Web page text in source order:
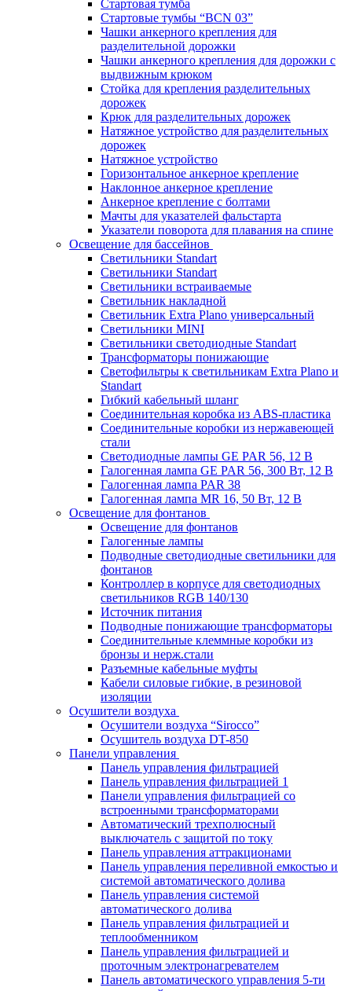
Стартовая тумба
Стартовые тумбы “BCN 03”
Чашки анкерного крепления для
разделительной дорожки
Чашки анкерного крепления для дорожки с
выдвижным крюком
Стойка для крепления разделительных
дорожек
Крюк для разделительных дорожек
Натяжное устройство для разделительных
дорожек
Натяжное устройство
Горизонтальное анкерное крепление
Наклонное анкерное крепление
Анкерное крепление с болтами
Мачты для указателей фальстарта
Указатели поворота для плавания на спине
Освещение для бассейнов
Светильники Standart
Светильники Standart
Светильники встраиваемые
Светильник накладной
Светильник Extra Plano универсальный
Светильники MINI
Светильники светодиодные Standart
Трансформаторы понижающие
Светофильтры к светильникам Extra Plano и
Standart
Гибкий кабельный шланг
Соединительная коробка из ABS-пластика
Соединительные коробки из нержавеющей
стали
Светодиодные лампы GE PAR 56, 12 В
Галогенная лампа GE PAR 56, 300 Вт, 12 В
Галогенная лампа PAR 38
Галогенная лампа MR 16, 50 Вт, 12 В
Освещение для фонтанов
Освещение для фонтанов
Галогенные лампы
Подводные светодиодные светильники для
фонтанов
Контроллер в корпусе для светодиодных
светильников RGB 140/130
Источник питания
Подводные понижающие трансформаторы
Соединительные клеммные коробки из
бронзы и нерж.стали
Разъемные кабельные муфты
Кабели силовые гибкие, в резиновой
изоляции
Осушители воздуха
Осушители воздуха “Sirocco”
Осушитель воздуха DT-850
Панели управления
Панель управления фильтрацией
Панель управления фильтрацией 1
Панели управления фильтрацией cо
встроенными трансформаторами
Автоматический трехполюсный
выключатель с защитой по току
Панель управления аттракционами
Панель управления переливной емкостью и
системой автоматического долива
Панель управления системой
автоматического долива
Панель управления фильтрацией и
теплообменником
Панель управления фильтрацией и
проточным электронагревателем
Панель автоматического управления 5-ти